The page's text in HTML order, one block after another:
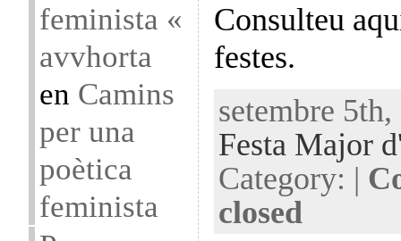
feminista «
avvhorta
en Camins
per una
poètica
feminista
Consulteu
festes.
setembre
Festa Major
Category: |
closed